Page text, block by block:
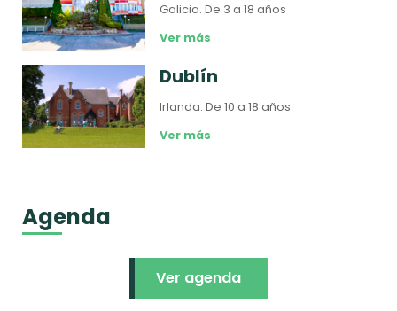
Galicia.De 3 a 18 años
Ver más
Dublín
Irlanda.De 10 a 18 años
Ver más
Agenda
Ver agenda